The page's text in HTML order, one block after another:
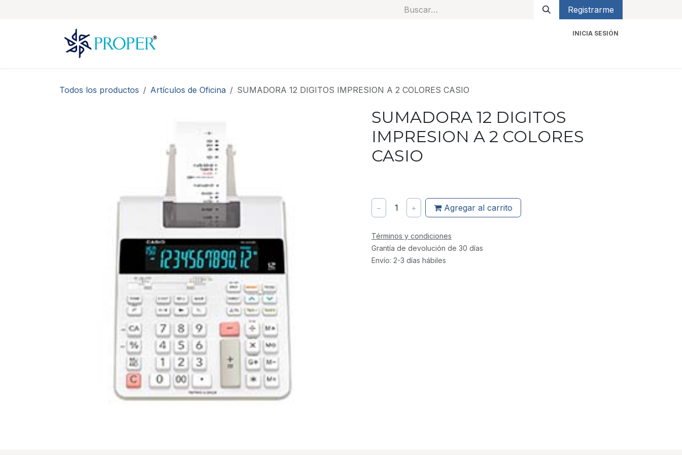
Registrarme
INICIA SESIÓN
Todos los productos Artículos de Oficina SUMADORA 12 DIGITOS IMPRESION A 2 COLORES CASIO
SUMADORA 12 DIGITOS
IMPRESION A 2 COLORES
CASIO
− 1 + Agregar al carrito
Términos y condiciones
Grantía de devolución de 30 días
Envío: 2-3 días hábiles